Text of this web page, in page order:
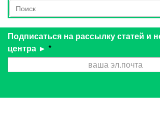
Форма поиска
Поиск
Подписаться на рассылку статей и
центра ► *